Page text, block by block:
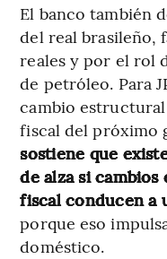
El banco también
del real brasileño,
reales y por el rol
de petróleo. Para
cambio
fiscal del próximo
sostiene que
de alza si
fiscal conducen a
porque eso
doméstico.